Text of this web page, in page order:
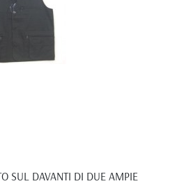
SUL DAVANTI DI DUE AMPIE